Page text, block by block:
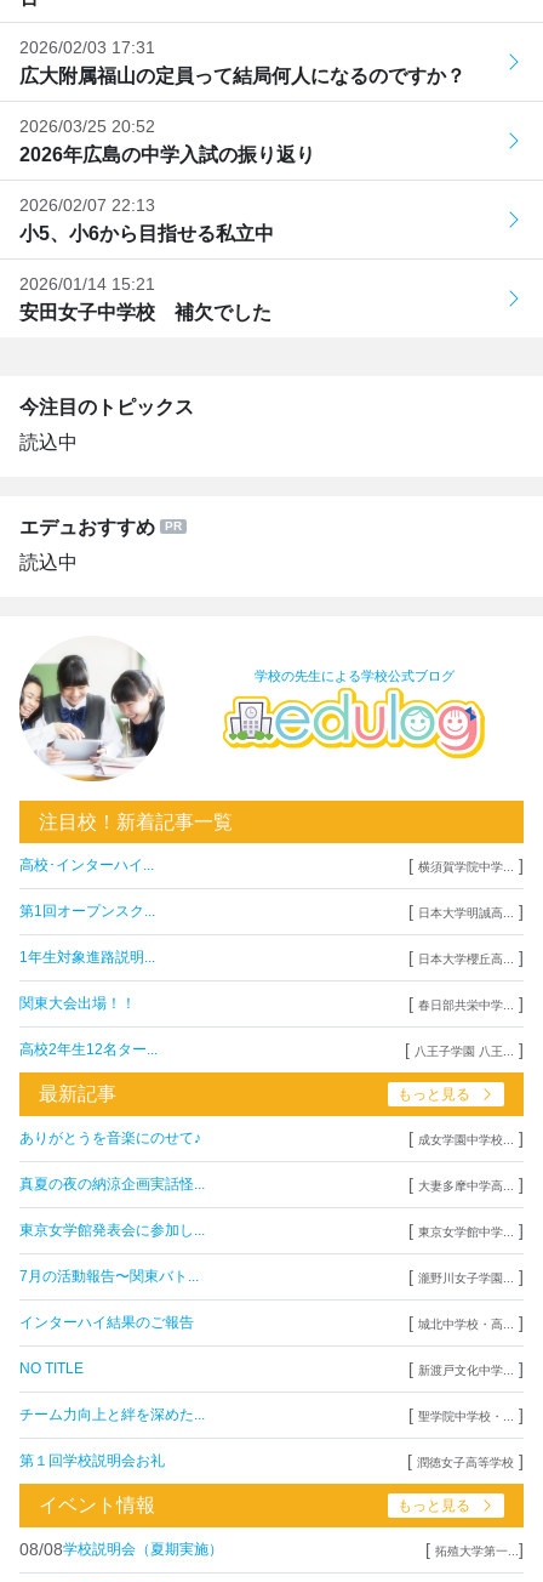
2026/02/03 17:31
広大附属福山の定員って結局何人になるのですか？
2026/03/25 20:52
2026年広島の中学入試の振り返り
2026/02/07 22:13
小5、小6から目指せる私立中
2026/01/14 15:21
安田女子中学校 補欠でした
今注目のトピックス
読込中
エデュおすすめ
読込中
学校の先生による学校公式ブログ
注目校！新着記事一覧
高校･インターハイ... [ 横須賀学院中学... ]
第1回オープンスク... [ 日本大学明誠高... ]
1年生対象進路説明... [ 日本大学櫻丘高... ]
関東大会出場！！ [ 春日部共栄中学... ]
高校2年生12名ター... [ 八王子学園 八王... ]
最新記事 もっと見る
ありがとうを音楽にのせて♪ [ 成女学園中学校... ]
真夏の夜の納涼企画実話怪... [ 大妻多摩中学高... ]
東京女学館発表会に参加し... [ 東京女学館中学... ]
7月の活動報告〜関東バト... [ 瀧野川女子学園... ]
インターハイ結果のご報告 [ 城北中学校・高... ]
NO TITLE [ 新渡戸文化中学... ]
チーム力向上と絆を深めた... [ 聖学院中学校・... ]
第１回学校説明会お礼 [ 潤徳女子高等学校 ]
イベント情報 もっと見る
08/08学校説明会（夏期実施） [ 拓殖大学第一... ]